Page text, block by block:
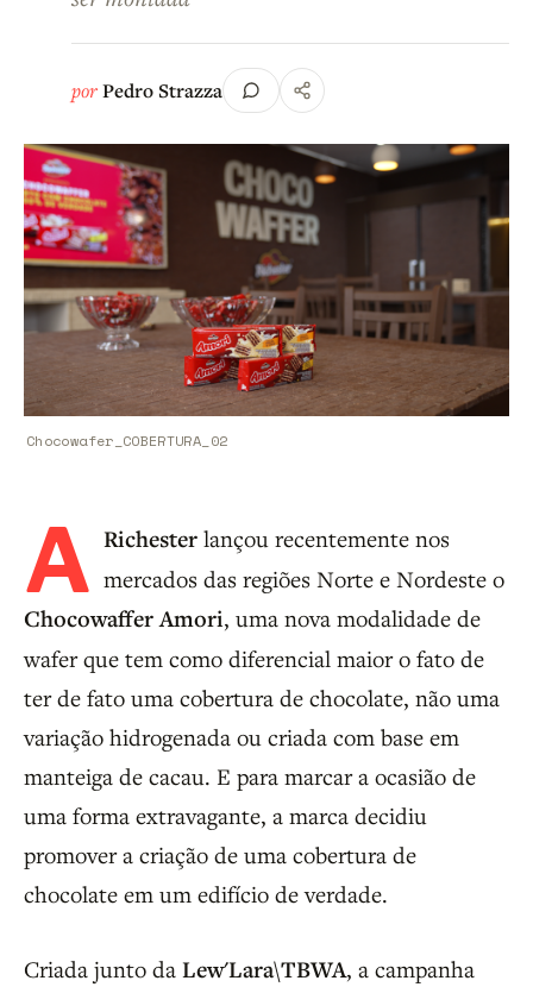
porPedro Strazza
Chocowafer_COBERTURA_02
A Richester lançou recentemente nos
mercados das regiões Norte e Nordeste o
Chocowaffer Amori, uma nova modalidade de
wafer que tem como diferencial maior o fato de
ter de fato uma cobertura de chocolate, não uma
variação hidrogenada ou criada com base em
manteiga de cacau. E para marcar a ocasião de
uma forma extravagante, a marca decidiu
promover a criação de uma cobertura de
chocolate em um edifício de verdade.
Criada junto da Lew'Lara\TBWA, a campanha